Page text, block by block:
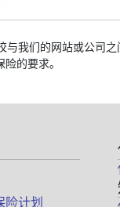
我们的网站或公司
的要求。
险计划